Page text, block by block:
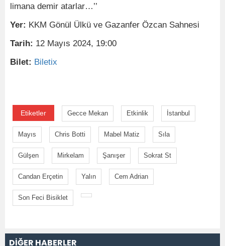
limana demir atarlar…’’
Yer: KKM Gönül Ülkü ve Gazanfer Özcan Sahnesi
Tarih: 12 Mayıs 2024, 19:00
Bilet: Biletix
Etiketler Gecce Mekan Etkinlik İstanbul
Mayıs Chris Botti Mabel Matiz Sıla
Gülşen Mirkelam Şanışer Sokrat St
Candan Erçetin Yalın Cem Adrian
Son Feci Bisiklet
DİĞER HABERLER